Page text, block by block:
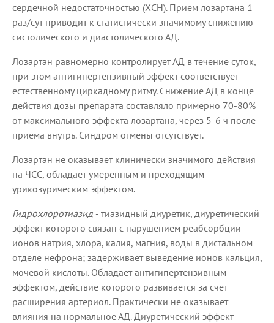
сердечной недостаточностью (ХСН). Прием лозартана 1
раз/сут приводит к статистически значимому снижению
систолического и диастолического АД.
Лозартан равномерно контролирует АД в течение суток,
при этом антигипертензивный эффект соответствует
естественному циркадному ритму. Снижение АД в конце
действия дозы препарата составляло примерно 70-80%
от максимального эффекта лозартана, через 5-6 ч после
приема внутрь. Синдром отмены отсутствует.
Лозартан не оказывает клинически значимого действия
на ЧСС, обладает умеренным и преходящим
урикозурическим эффектом.
Гидрохлоротиазид - тиазидный диуретик, диуретический
эффект которого связан с нарушением реабсорбции
ионов натрия, хлора, калия, магния, воды в дистальном
отделе нефрона; задерживает выведение ионов кальция,
мочевой кислоты. Обладает антигипертензивным
эффектом, действие которого развивается за счет
расширения артериол. Практически не оказывает
влияния на нормальное АД. Диуретический эффект